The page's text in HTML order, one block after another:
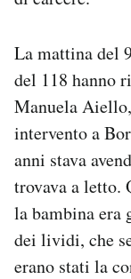
La mattina del
del 118 hanno
Manuela
intervento a
anni stava
trovava a letto.
la bambina era
dei lividi, che
erano stati la